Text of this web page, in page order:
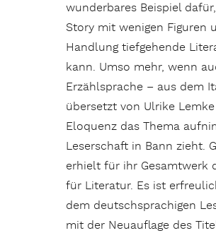
wunderbares Beispiel
Story mit wenigen Figuren
Handlung tiefgehende
kann. Umso mehr, wenn
Erzählsprache – aus dem
übersetzt von Ulrike
Eloquenz das Thema
Leserschaft in Bann zieht.
erhielt für ihr Gesamtwerk
für Literatur. Es ist
dem deutschsprachigen
mit der Neuauflage des